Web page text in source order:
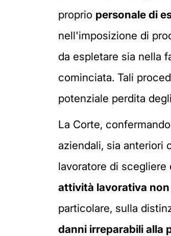
proprio personale di
nell'imposizione di
da espletare sia nella
cominciata. Tali
potenziale perdita
La Corte,
aziendali, sia anteriori
lavoratore di
attività lavorativa
particolare, sulla
danni irreparabili alla